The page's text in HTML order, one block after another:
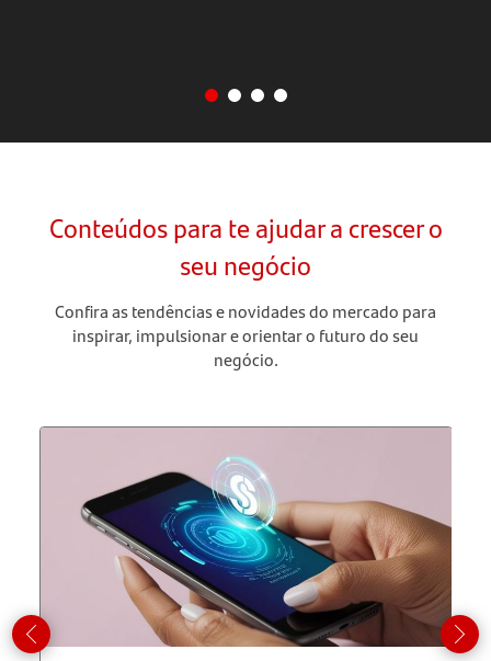
Conteúdos para te ajudar a crescer o
seu negócio
Confira as tendências e novidades do mercado para
inspirar, impulsionar e orientar o futuro do seu
negócio.